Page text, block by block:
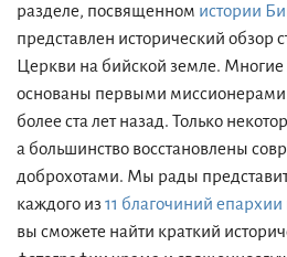
разделе, посвященном истории
представлен исторический обзор
Церкви на бийской земле.
основаны первыми миссионерами
более ста лет назад. Только
а большинство восстановлены
доброхотами. Мы рады
каждого из11 благочиний епархии
вы сможете найти краткий